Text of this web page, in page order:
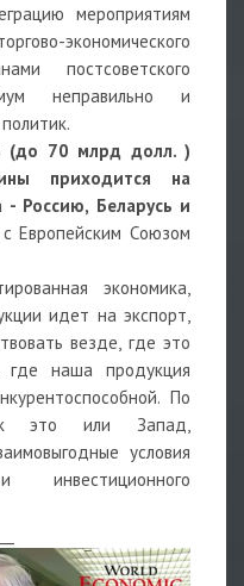
мероприятиям
экономического
постсоветского
неправильно и
(до 70 млрд долл. )
приходится на
Россию, Беларусь и
Европейским Союзом
экономика,
идет на экспорт,
везде, где это
где наша продукция
По
это или Запад,
условия
и инвестиционного